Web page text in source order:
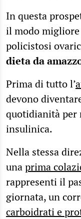
In questa
il modo migliore
policistosi
dieta da
Prima di tutto l’
devono
quotidianità per
insulinica.
Nella stessa
unaprima
rappresenti il
giornata, un
carboidrati e